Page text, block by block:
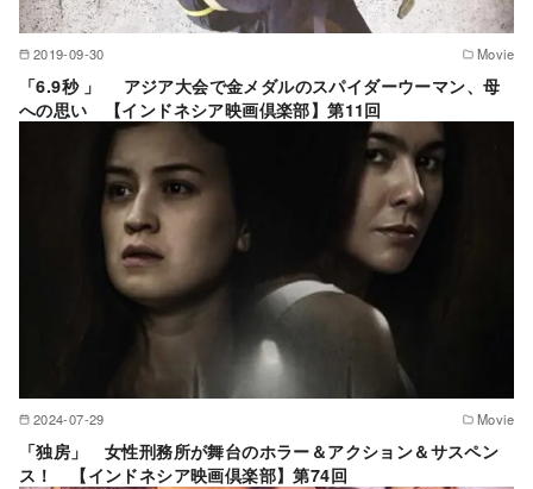
2019-09-30 Movie
「6.9秒 」 アジア大会で金メダルのスパイダーウーマン、母
への思い 【インドネシア映画倶楽部】第11回
2024-07-29 Movie
「独房」 女性刑務所が舞台のホラー＆アクション＆サスペン
ス！ 【インドネシア映画倶楽部】第74回